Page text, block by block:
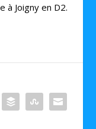
à Joigny en D2.